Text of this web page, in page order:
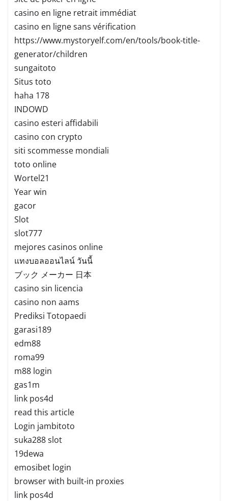
casino en ligne retrait immédiat
casino en ligne sans vérification
https://www.mystoryelf.com/en/tools/book-title-
generator/children
sungaitoto
Situs toto
haha 178
INDOWD
casino esteri affidabili
casino con crypto
siti scommesse mondiali
toto online
Wortel21
Year win
gacor
Slot
slot777
mejores casinos online
แทงบอลออนไลน์ วันนี้
ブック メーカー 日本
casino sin licencia
casino non aams
Prediksi Totopaedi
garasi189
edm88
roma99
m88 login
gas1m
link pos4d
read this article
Login jambitoto
suka288 slot
19dewa
emosibet login
browser with built-in proxies
link pos4d